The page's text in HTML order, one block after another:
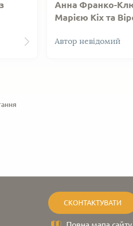
Анна Франко-
Марією Кіх та
працівниками
Автор невідомий
СКОНТАКТУВАТИ